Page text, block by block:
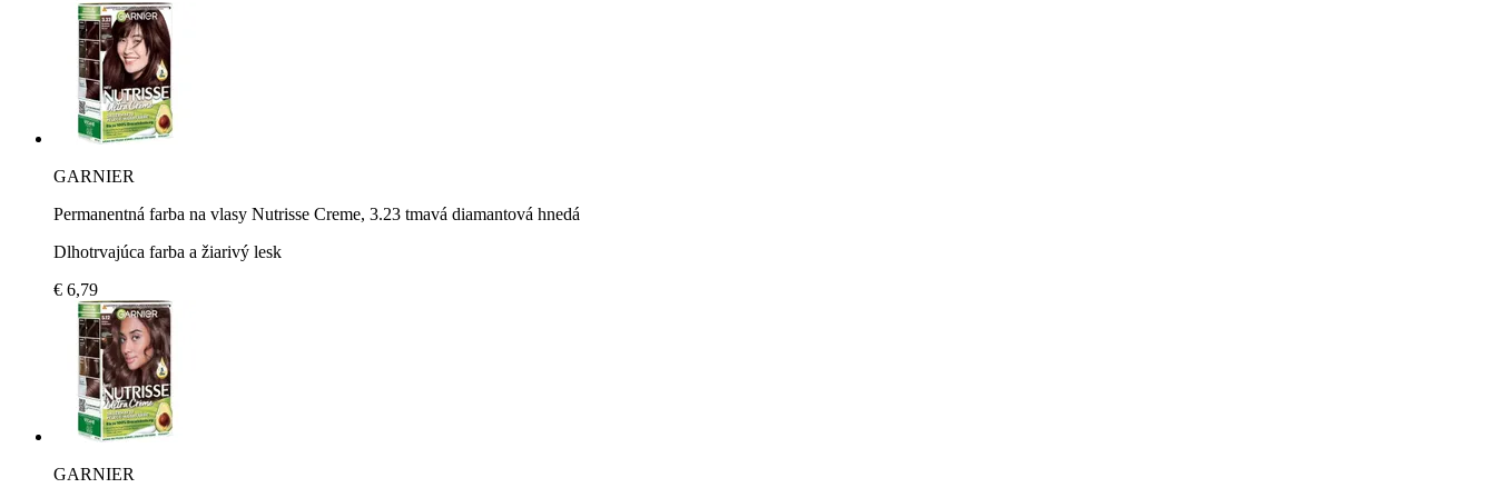
GARNIER
Permanentná farba na vlasy Nutrisse Creme, 3.23 tmavá diamantová hnedá
Dlhotrvajúca farba a žiarivý lesk
€ 6,79
GARNIER